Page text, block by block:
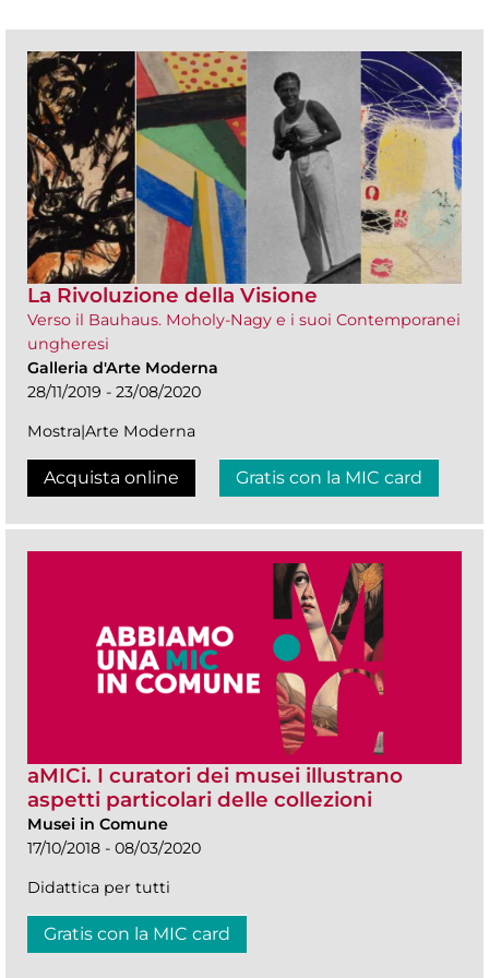
La Rivoluzione della Visione
Verso il Bauhaus. Moholy-Nagy e i suoi Contemporanei
ungheresi
Galleria d'Arte Moderna
28/11/2019 - 23/08/2020
Mostra|Arte Moderna
Acquista online Gratis con la MIC card
aMICi. I curatori dei musei illustrano
aspetti particolari delle collezioni
Musei in Comune
17/10/2018 - 08/03/2020
Didattica per tutti
Gratis con la MIC card